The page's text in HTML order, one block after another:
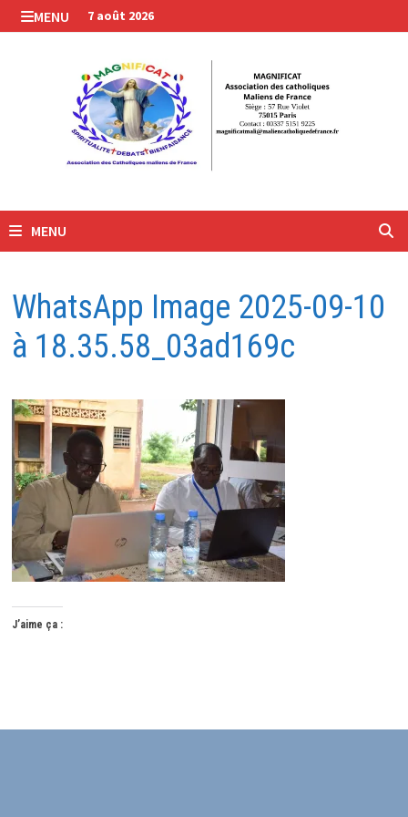
Passer
au
MENU 7 août 2026
MENU
WhatsApp Image 2025-09-10
à 18.35.58_03ad169c
J’aime ça :